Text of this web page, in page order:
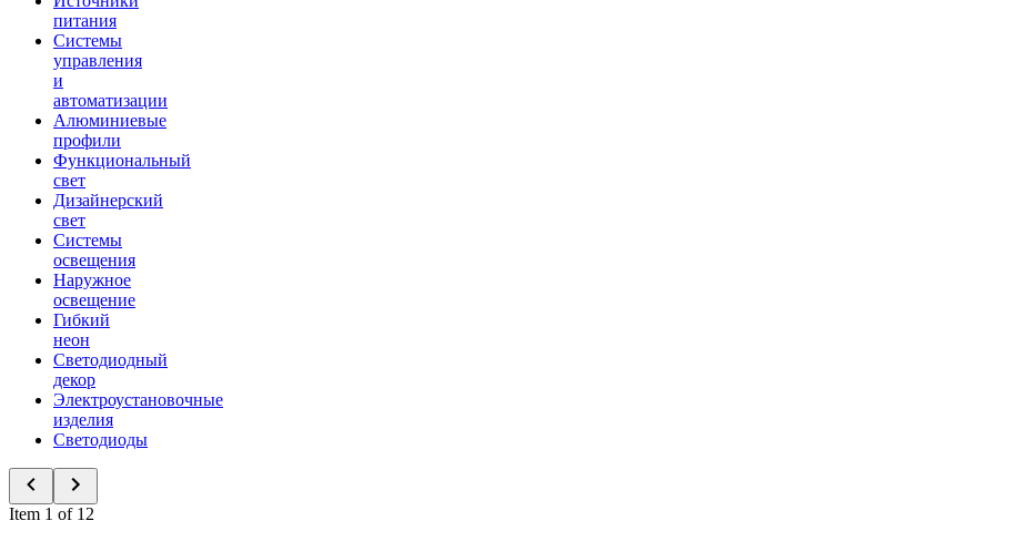
питания
Системы
управления
и
автоматизации
Алюминиевые
профили
Функциональный
свет
Дизайнерский
свет
Системы
освещения
Наружное
освещение
Гибкий
неон
Светодиодный
декор
Электроустановочные
изделия
Светодиоды
Item 1 of 12